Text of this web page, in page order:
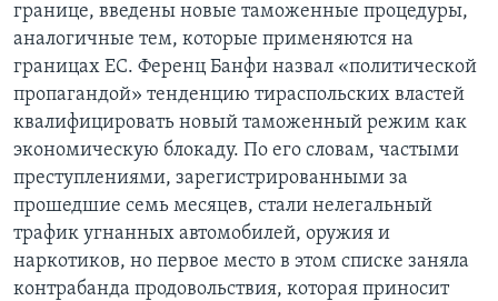
границе, введены новые таможенные процедуры,
аналогичные тем, которые применяются на
границах ЕС. Ференц Банфи назвал «политической
пропагандой» тенденцию тираспольских властей
квалифицировать новый таможенный режим как
экономическую блокаду. По его словам, частыми
преступлениями, зарегистрированными за
прошедшие семь месяцев, стали нелегальный
трафик угнанных автомобилей, оружия и
наркотиков, но первое место в этом списке заняла
контрабанда продовольствия, которая приносит